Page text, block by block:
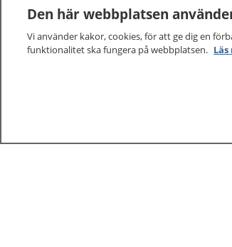
Den här webbplatsen
Vi använder kakor, cookies, för att ge dig en
funktionalitet ska fungera på webbplatsen.